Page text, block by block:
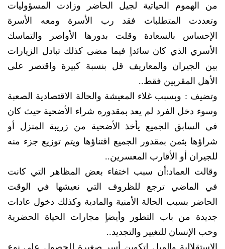
من الهموم الحياتية لجيل الحاضر وزادت المسؤوليات
وتعددت المتطلبات فقد رب الأسرة ومعه الأسرة
الإحساس بالسعادة وقلت بدورها الأواصر والتماسك
الأسري الذي كان سائداٍ فيما مضى كذلك تبادل الزيارات
بين الجيران والمعاريف قل بنسبة كبيرة واقتصر على
الأهل المقربين فقط..
وتضيف : وبسبب غلاء المعيشة والحالة الاقتصادية الصعبة
وسوء دخل الفرد لم يعد بمقدوره شراء الأضحية حيث كان
في السابق الجميع يأخذ الأضحية من زريبة المنزل أو
شراؤها بثمن بمقدور الجميع اقتناؤها ويتم توزيع جزء منه
للجيران أو الأقارب المعسرين..
وقالت العماد:أن سبب اختفاء بعض المظاهر التي كانت
في الماضي ترجع للظروف التي نعيشها في الوقت
الحاضر بسبب الحالة الأمنية والمادية وكذلك دخول عادات
جديدة من باب التطور وأيضاٍ مجارات الحياة الحضرية
وحب الإنسان للتغيير والتجديد..